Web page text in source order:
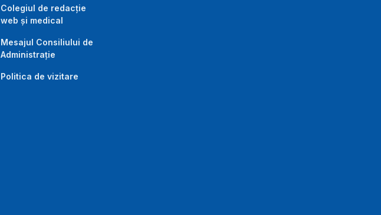
Colegiul de redacție
web și medical
Mesajul Consiliului de
Administrație
Politica de vizitare